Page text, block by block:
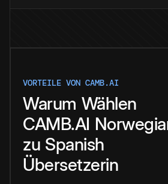
VORTEILE VON CAMB.AI
Warum Wählen
CAMB.AI
zu Spanish
Übersetzerin